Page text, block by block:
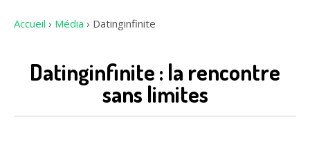
Accueil › Média › Datinginfinite
Datinginfinite : la rencontre
sans limites